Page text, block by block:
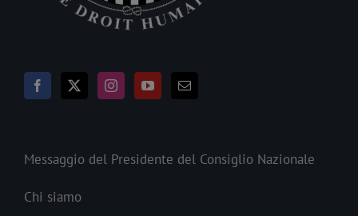
Messaggio del Presidente del Consiglio Nazionale
Chi siamo